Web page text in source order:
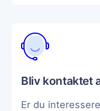
Bliv kontaktet
Er du